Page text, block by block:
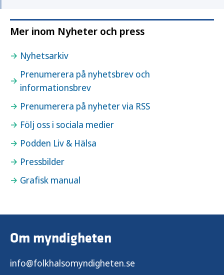
Mer inom Nyheter och press
Nyhetsarkiv
Prenumerera på nyhetsbrev och
informationsbrev
Prenumerera på nyheter via RSS
Följ oss i sociala medier
Podden Liv & Hälsa
Pressbilder
Grafisk manual
Om myndigheten
info@folkhalsomyndigheten.se